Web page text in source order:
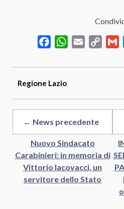
FacebookWhatsApp
Email
Copy
Regione Lazio
← News precedente
Nuovo Sindacato
Carabinieri: in memoria di
Vittorio Iacovacci, un
servitore dello Stato